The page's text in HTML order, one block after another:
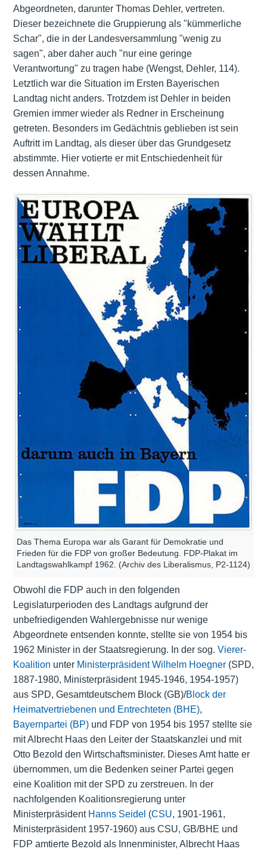
Abgeordneten, darunter Thomas Dehler, vertreten.
Dieser bezeichnete die Gruppierung als "kümmerliche
Schar", die in der Landesversammlung "wenig zu
sagen", aber daher auch "nur eine geringe
Verantwortung" zu tragen habe (Wengst, Dehler, 114).
Letztlich war die Situation im Ersten Bayerischen
Landtag nicht anders. Trotzdem ist Dehler in beiden
Gremien immer wieder als Redner in Erscheinung
getreten. Besonders im Gedächtnis geblieben ist sein
Auftritt im Landtag, als dieser über das Grundgesetz
abstimmte. Hier votierte er mit Entschiedenheit für
dessen Annahme.
Das Thema Europa war als Garant für Demokratie und
Frieden für die FDP von großer Bedeutung. FDP-Plakat im
Landtagswahlkampf 1962. (Archiv des Liberalismus, P2-1124)
Obwohl die FDP auch in den folgenden
Legislaturperioden des Landtags aufgrund der
unbefriedigenden Wahlergebnisse nur wenige
Abgeordnete entsenden konnte, stellte sie von 1954 bis
1962 Minister in der Staatsregierung. In der sog. Vierer-
Koalition unter Ministerpräsident Wilhelm Hoegner(SPD,
1887-1980, Ministerpräsident 1945-1946, 1954-1957)
aus SPD, Gesamtdeutschem Block (GB)/Block der
Heimatvertriebenen und Entrechteten (BHE),
Bayernpartei (BP)und FDP von 1954 bis 1957 stellte sie
mit Albrecht Haas den Leiter der Staatskanzlei und mit
Otto Bezold den Wirtschaftsminister. Dieses Amt hatte er
übernommen, um die Bedenken seiner Partei gegen
eine Koalition mit der SPD zu zerstreuen. In der
nachfolgenden Koalitionsregierung unter
Ministerpräsident Hanns Seidel (CSU, 1901-1961,
Ministerpräsident 1957-1960) aus CSU, GB/BHE und
FDP amtierte Bezold als Innenminister, Albrecht Haas